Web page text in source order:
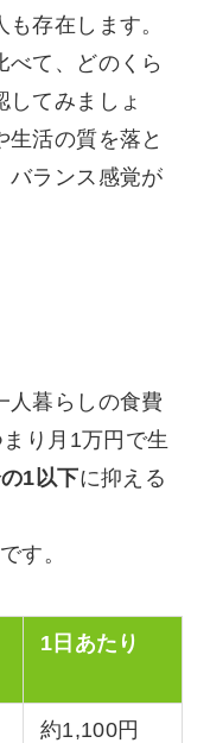
存在します。
べて、どのくら
てみましょ
生活の質を落と
バランス感覚が
人暮らしの食費
まり月1万円で生
1以下に抑える
す。
1日あたり
約1,100円